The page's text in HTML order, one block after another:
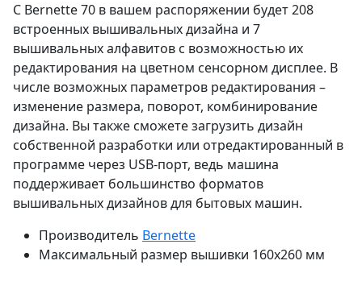
С Bernette 70 в вашем распоряжении будет 208
встроенных вышивальных дизайна и 7
вышивальных алфавитов с возможностью их
редактирования на цветном сенсорном дисплее. В
числе возможных параметров редактирования –
изменение размера, поворот, комбинирование
дизайна. Вы также сможете загрузить дизайн
собственной разработки или отредактированный в
программе через USB-порт, ведь машина
поддерживает большинство форматов
вышивальных дизайнов для бытовых машин.
Производитель Bernette
Максимальный размер вышивки 160x260 мм